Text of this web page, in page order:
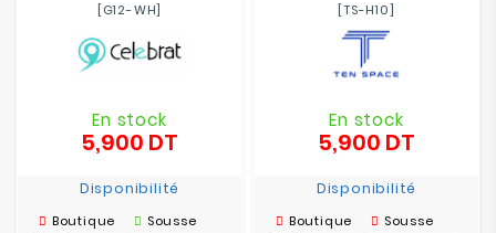
[G12-WH]
En stock
5,900 DT
Disponibilité
Boutique
Sousse
[TS-H10]
En stock
5,900 DT
Disponibilité
Boutique
Sousse